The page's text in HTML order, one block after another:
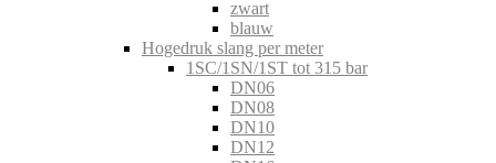
zwart
blauw
Hogedruk slang per meter
1SC/1SN/1ST tot 315 bar
DN06
DN08
DN10
DN12